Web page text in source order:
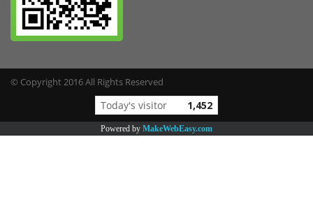
© Copyright 2016 All Rights Reserved
Online 185
Powered by MakeWebEasy.com